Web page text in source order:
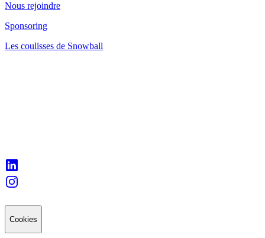
Nous rejoindre
Sponsoring
Les coulisses de Snowball
Cookies